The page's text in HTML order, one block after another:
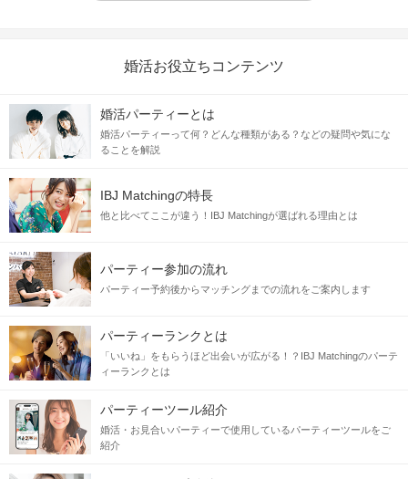
婚活お役立ちコンテンツ
婚活パーティーとは
婚活パーティーって何？どんな種類がある？などの疑問や気にな
ることを解説
IBJ Matchingの特長
他と比べてここが違う！IBJ Matchingが選ばれる理由とは
パーティー参加の流れ
パーティー予約後からマッチングまでの流れをご案内します
パーティーランクとは
「いいね」をもらうほど出会いが広がる！？IBJ Matchingのパーテ
ィーランクとは
パーティーツール紹介
婚活・お見合いパーティーで使用しているパーティーツールをご
紹介